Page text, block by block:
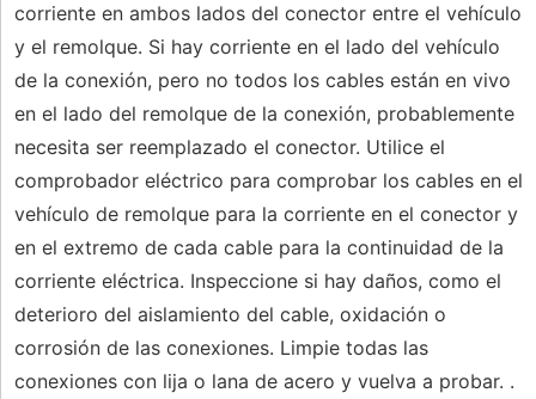
corriente en ambos lados del conector entre el vehículo
y el remolque. Si hay corriente en el lado del vehículo
de la conexión, pero no todos los cables están en vivo
en el lado del remolque de la conexión, probablemente
necesita ser reemplazado el conector. Utilice el
comprobador eléctrico para comprobar los cables en el
vehículo de remolque para la corriente en el conector y
en el extremo de cada cable para la continuidad de la
corriente eléctrica. Inspeccione si hay daños, como el
deterioro del aislamiento del cable, oxidación o
corrosión de las conexiones. Limpie todas las
conexiones con lija o lana de acero y vuelva a probar. .